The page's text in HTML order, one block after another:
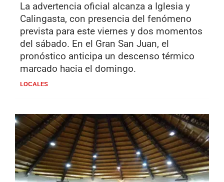
La advertencia oficial alcanza a Iglesia y
Calingasta, con presencia del fenómeno
prevista para este viernes y dos momentos
del sábado. En el Gran San Juan, el
pronóstico anticipa un descenso térmico
marcado hacia el domingo.
LOCALES